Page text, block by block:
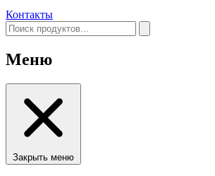
Контакты
Меню
Закрыть меню